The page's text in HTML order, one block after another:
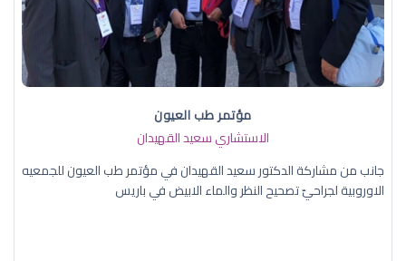
مؤتمر طب العيون
الاستشاري سعيد القهيدان
جانب من مشاركة الدكتور سعيد القهيدان في مؤتمر طب العيون للجمعيه
الاوروبية لجراحيّ تصحيح النظر والماء الابيض في باريس